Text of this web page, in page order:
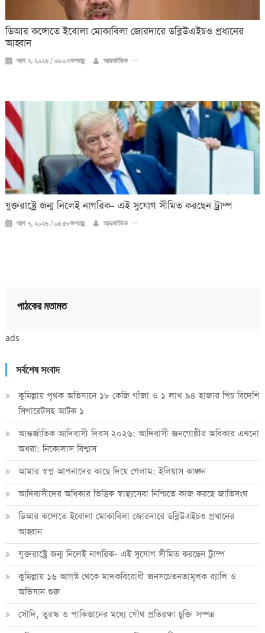
ডিআর কঙ্গোতে ইবোলা মোকাবিলা জোরদারে ডব্লিউএইচও প্রধানের
আহ্বান
আগ ৭, ২০২৬ / ০৬:০৭অপরাহ্ণ আন্তর্জাতিক
যুক্তরাষ্ট্রে জন্ম নিলেই নাগরিক- এই সুযোগ সীমিত করছেন ট্রাম্প
আগ ৭, ২০২৬ / ০৫:৫৮অপরাহ্ণ আন্তর্জাতিক
পাঠকের মতামত
ads
সর্বশেষ সংবাদ
কুমিল্লায় পৃথক অভিযানে ১৮ কেজি গাঁজা ও ১ লাখ ৯৪ হাজার পিচ বিদেশি
সিগারেটসহ আটক ১
আন্তর্জাতিক আদিবাসী দিবস ২০২৬: আদিবাসী জনগোষ্ঠীর অধিকার এখনো
অধরা: নিকোলাস বিশ্বাস
আমার স্বপ্ন আপনাদের কাছে দিয়ে গেলাম: ইলিয়াস কাঞ্চন
আদিবাসীদের অধিকার ভিত্তিক স্বাস্থ্যসেবা নিশ্চিতে কাজ করছে জাতিসংঘ
ডিআর কঙ্গোতে ইবোলা মোকাবিলা জোরদারে ডব্লিউএইচও প্রধানের
আহ্বান
যুক্তরাষ্ট্রে জন্ম নিলেই নাগরিক- এই সুযোগ সীমিত করছেন ট্রাম্প
কুমিল্লায় ১৬ আগস্ট থেকে মাদকবিরোধী জনসচেতনতামূলক র‍্যালি ও
অভিযান শুরু
সৌদি, তুরস্ক ও পাকিস্তানের মধ্যে যৌথ প্রতিরক্ষা চুক্তি সম্পন্ন